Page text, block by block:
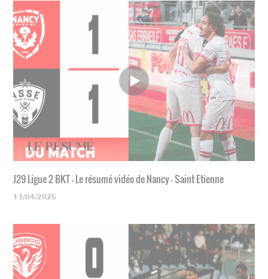
J29 Ligue 2 BKT - Le résumé vidéo de Nancy - Saint Etienne
13/04/2026